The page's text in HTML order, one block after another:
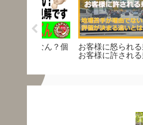
キッタン動画 LIVE
【3/31㈪13時～】より発